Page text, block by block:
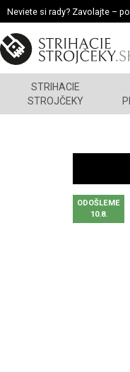
Neviete si rady? Zavolajte –
STRIHACIE
STROJČEKY
ODOŠLEME
10.8.